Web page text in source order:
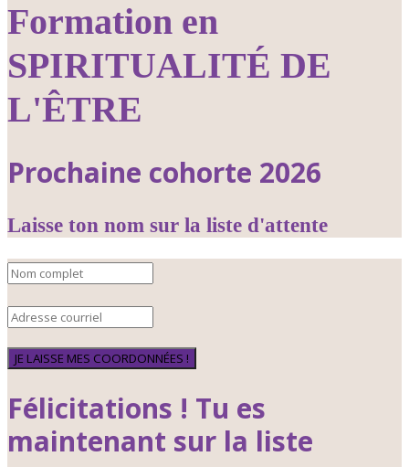
Formation en
SPIRITUALITÉ DE
L'ÊTRE
Prochaine cohorte 2026
Laisse ton nom sur la liste d'attente
JE LAISSE MES COORDONNÉES !
Félicitations ! Tu es
maintenant sur la liste